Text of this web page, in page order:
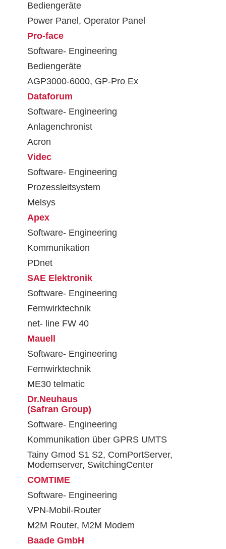
Bediengeräte
Power Panel, Operator Panel
Pro-face
Software- Engineering
Bediengeräte
AGP3000-6000, GP-Pro Ex
Dataforum
Software- Engineering
Anlagenchronist
Acron
Videc
Software- Engineering
Prozessleitsystem
Melsys
Apex
Software- Engineering
Kommunikation
PDnet
SAE Elektronik
Software- Engineering
Fernwirktechnik
net- line FW 40
Mauell
Software- Engineering
Fernwirktechnik
ME30 telmatic
Dr.Neuhaus
(Safran Group)
Software- Engineering
Kommunikation über GPRS UMTS
Tainy Gmod S1 S2, ComPortServer,
Modemserver, SwitchingCenter
COMTIME
Software- Engineering
VPN-Mobil-Router
M2M Router, M2M Modem
Baade GmbH